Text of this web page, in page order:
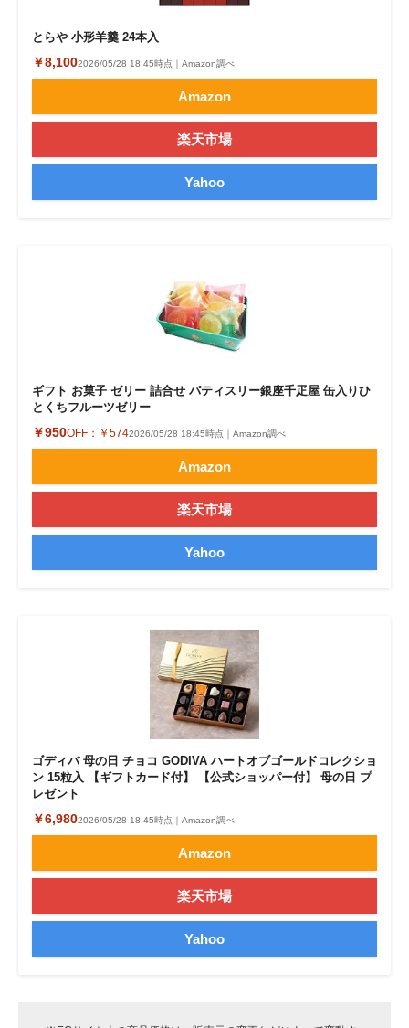
とらや 小形羊羹 24本入
￥8,1002026/05/28 18:45時点｜Amazon調べ
Amazon
楽天市場
Yahoo
ギフト お菓子 ゼリー 詰合せ パティスリー銀座千疋屋 缶入りひ
とくちフルーツゼリー
￥950OFF： ￥5742026/05/28 18:45時点｜Amazon調べ
Amazon
楽天市場
Yahoo
ゴディバ 母の日 チョコ GODIVA ハートオブゴールドコレクショ
ン 15粒入 【ギフトカード付】 【公式ショッパー付】 母の日 プ
レゼント
￥6,9802026/05/28 18:45時点｜Amazon調べ
Amazon
楽天市場
Yahoo